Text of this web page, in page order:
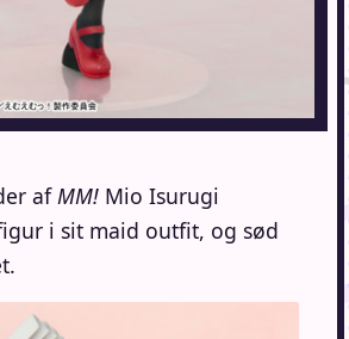
afMM! Mio Isurugi
i sit maid outfit, og sød